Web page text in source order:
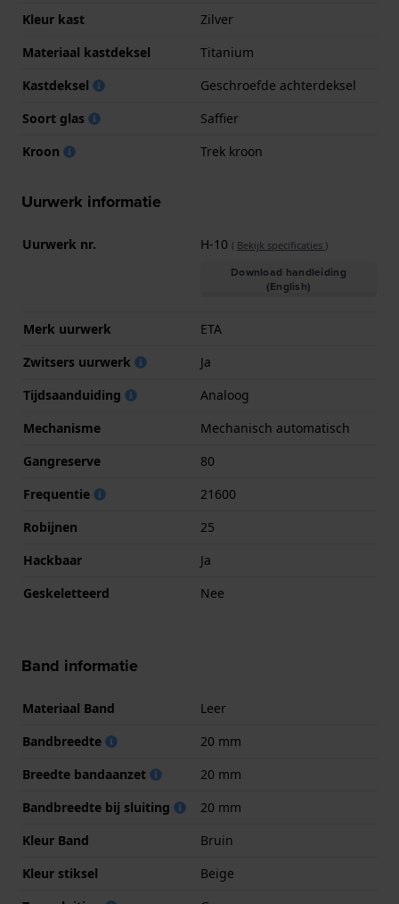
Kleur kast
Zilver
Materiaal kastdeksel
Titanium
Kastdeksel
Geschroefde achterdeksel
Soort glas
Saffier
Kroon
Trek kroon
Uurwerk informatie
Uurwerk nr. H-10 ( Bekijk specificaties )
Download handleiding
(English)
Merk uurwerk
ETA
Zwitsers uurwerk
Ja
Tijdsaanduiding
Analoog
Mechanisme
Mechanisch automatisch
Gangreserve
80
Frequentie
21600
Robijnen
25
Hackbaar
Ja
Geskeletteerd
Nee
Band informatie
Materiaal Band
Leer
Bandbreedte
20 mm
Breedte bandaanzet
20 mm
Bandbreedte bij sluiting
20 mm
Kleur Band
Bruin
Kleur stiksel
Beige